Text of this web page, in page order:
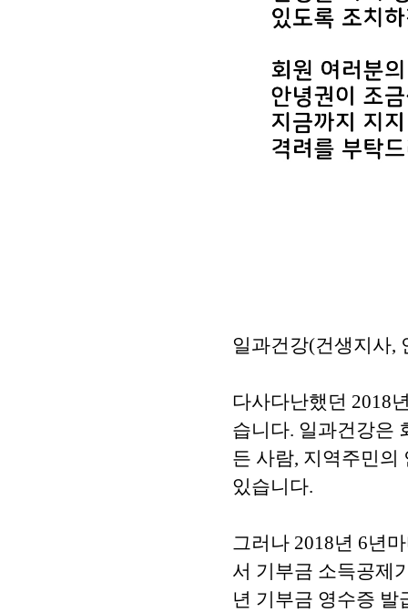
일과건강(건생지사,
다사다난했던 2018
습니다. 일과건강은
든 사람, 지역주민의
있습니다.
그러나 2018년 6년
서 기부금 소득공제
년 기부금 영수증